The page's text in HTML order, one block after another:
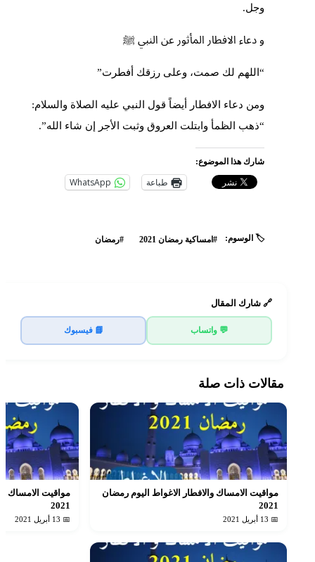
وجل.
و دعاء الافطار المأثور عن النبي ﷺ
“اللهم لك صمت، وعلى رزقك أفطرت”
ومن دعاء الافطار أيضاً قول النبي عليه الصلاة والسلام:
“ذهب الظمأ وابتلت العروق وثبت الأجر إن شاء الله”.
شارك هذا الموضوع:
طباعة WhatsApp
🏷️ الوسوم: #امساكية رمضان 2021 #رمضان
🔗 شارك المقال
💬 واتساب 📘 فيسبوك
مقالات ذات صلة
مواقيت الامساك والافطار الاغواط اليوم رمضان
2021
📅 13 أبريل 2021
مواقيت الامساك
2021
📅 13 أبريل 2021